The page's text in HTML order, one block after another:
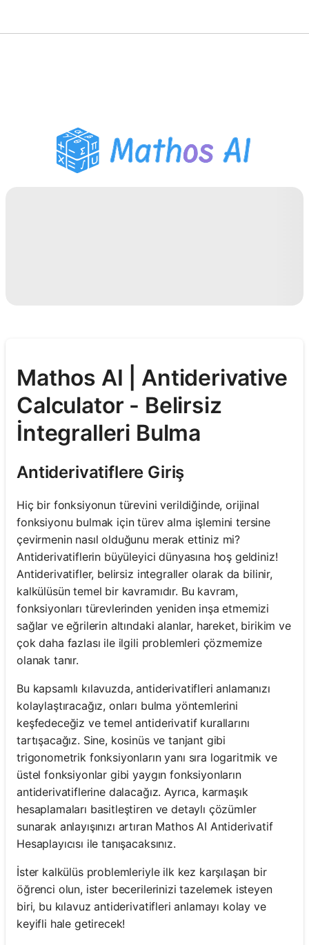
PDF Ödev Yardımcısı
Çalışma Araçları
Mathos AI | Antiderivative
Calculator - Belirsiz
İntegralleri Bulma
Antiderivatiflere Giriş
Hiç bir fonksiyonun türevini verildiğinde, orijinal
fonksiyonu bulmak için türev alma işlemini tersine
çevirmenin nasıl olduğunu merak ettiniz mi?
Antiderivatiflerin büyüleyici dünyasına hoş geldiniz!
Antiderivatifler, belirsiz integraller olarak da bilinir,
kalkülüsün temel bir kavramıdır. Bu kavram,
fonksiyonları türevlerinden yeniden inşa etmemizi
sağlar ve eğrilerin altındaki alanlar, hareket, birikim ve
çok daha fazlası ile ilgili problemleri çözmemize
olanak tanır.
Bu kapsamlı kılavuzda, antiderivatifleri anlamanızı
kolaylaştıracağız, onları bulma yöntemlerini
keşfedeceğiz ve temel antiderivatif kurallarını
tartışacağız. Sine, kosinüs ve tanjant gibi
trigonometrik fonksiyonların yanı sıra logaritmik ve
üstel fonksiyonlar gibi yaygın fonksiyonların
antiderivatiflerine dalacağız. Ayrıca, karmaşık
hesaplamaları basitleştiren ve detaylı çözümler
sunarak anlayışınızı artıran Mathos AI Antiderivatif
Hesaplayıcısı ile tanışacaksınız.
İster kalkülüs problemleriyle ilk kez karşılaşan bir
öğrenci olun, ister becerilerinizi tazelemek isteyen
biri, bu kılavuz antiderivatifleri anlamayı kolay ve
keyifli hale getirecek!